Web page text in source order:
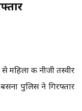
की नीजी तस्वीर
पुलिस ने गिरफ्तार